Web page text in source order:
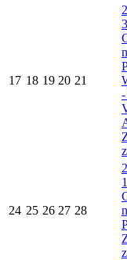
17 18 19 20 21
3
24 25 26 27 28
1